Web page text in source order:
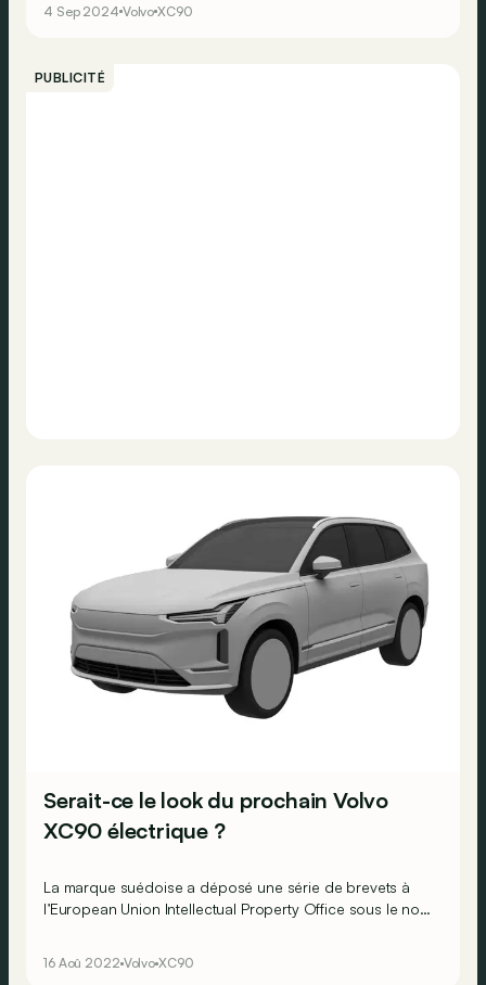
4 Sep 2024 Volvo XC90
PUBLICITÉ
Serait-ce le look du prochain Volvo
XC90 électrique ?
La marque suédoise a déposé une série de brevets à
l’European Union Intellectual Property Office sous le nom
16 Aoû 2022 Volvo XC90